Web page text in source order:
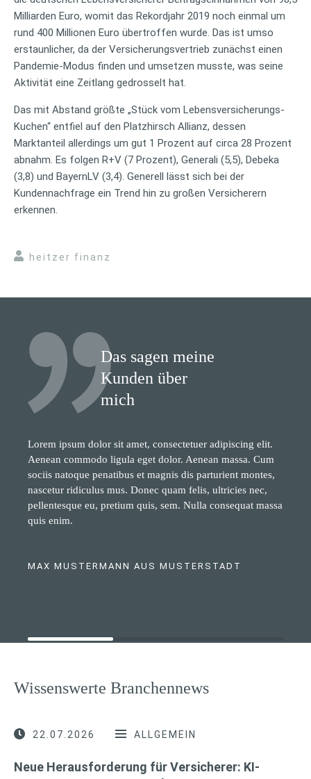
Milliarden Euro, womit das Rekordjahr 2019 noch einmal um
rund 400 Millionen Euro übertroffen wurde. Das ist umso
erstaunlicher, da der Versicherungsvertrieb zunächst einen
Pandemie-Modus finden und umsetzen musste, was seine
Aktivität eine Zeitlang gedrosselt hat.
Das mit Abstand größte „Stück vom Lebensversicherungs-
Kuchen“ entfiel auf den Platzhirsch Allianz, dessen
Marktanteil allerdings um gut 1 Prozent auf circa 28 Prozent
abnahm. Es folgen R+V (7 Prozent), Generali (5,5), Debeka
(3,8) und BayernLV (3,4). Generell lässt sich bei der
Kundennachfrage ein Trend hin zu großen Versicherern
erkennen.
heitzer finanz
Das sagen meine
Kunden über
mich
Lorem ipsum dolor sit amet, consectetuer adipiscing elit.
Aenean commodo ligula eget dolor. Aenean massa. Cum
sociis natoque penatibus et magnis dis parturient montes,
nascetur ridiculus mus. Donec quam felis, ultricies nec,
pellentesque eu, pretium quis, sem. Nulla consequat massa
quis enim.
MAX MUSTERMANN AUS MUSTERSTADT
Wissenswerte Branchennews
22.07.2026 ALLGEMEIN
Neue Herausforderung für Versicherer: KI-